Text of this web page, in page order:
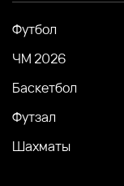
Футбол
ЧМ 2026
Баскетбол
Футзал
Шахматы